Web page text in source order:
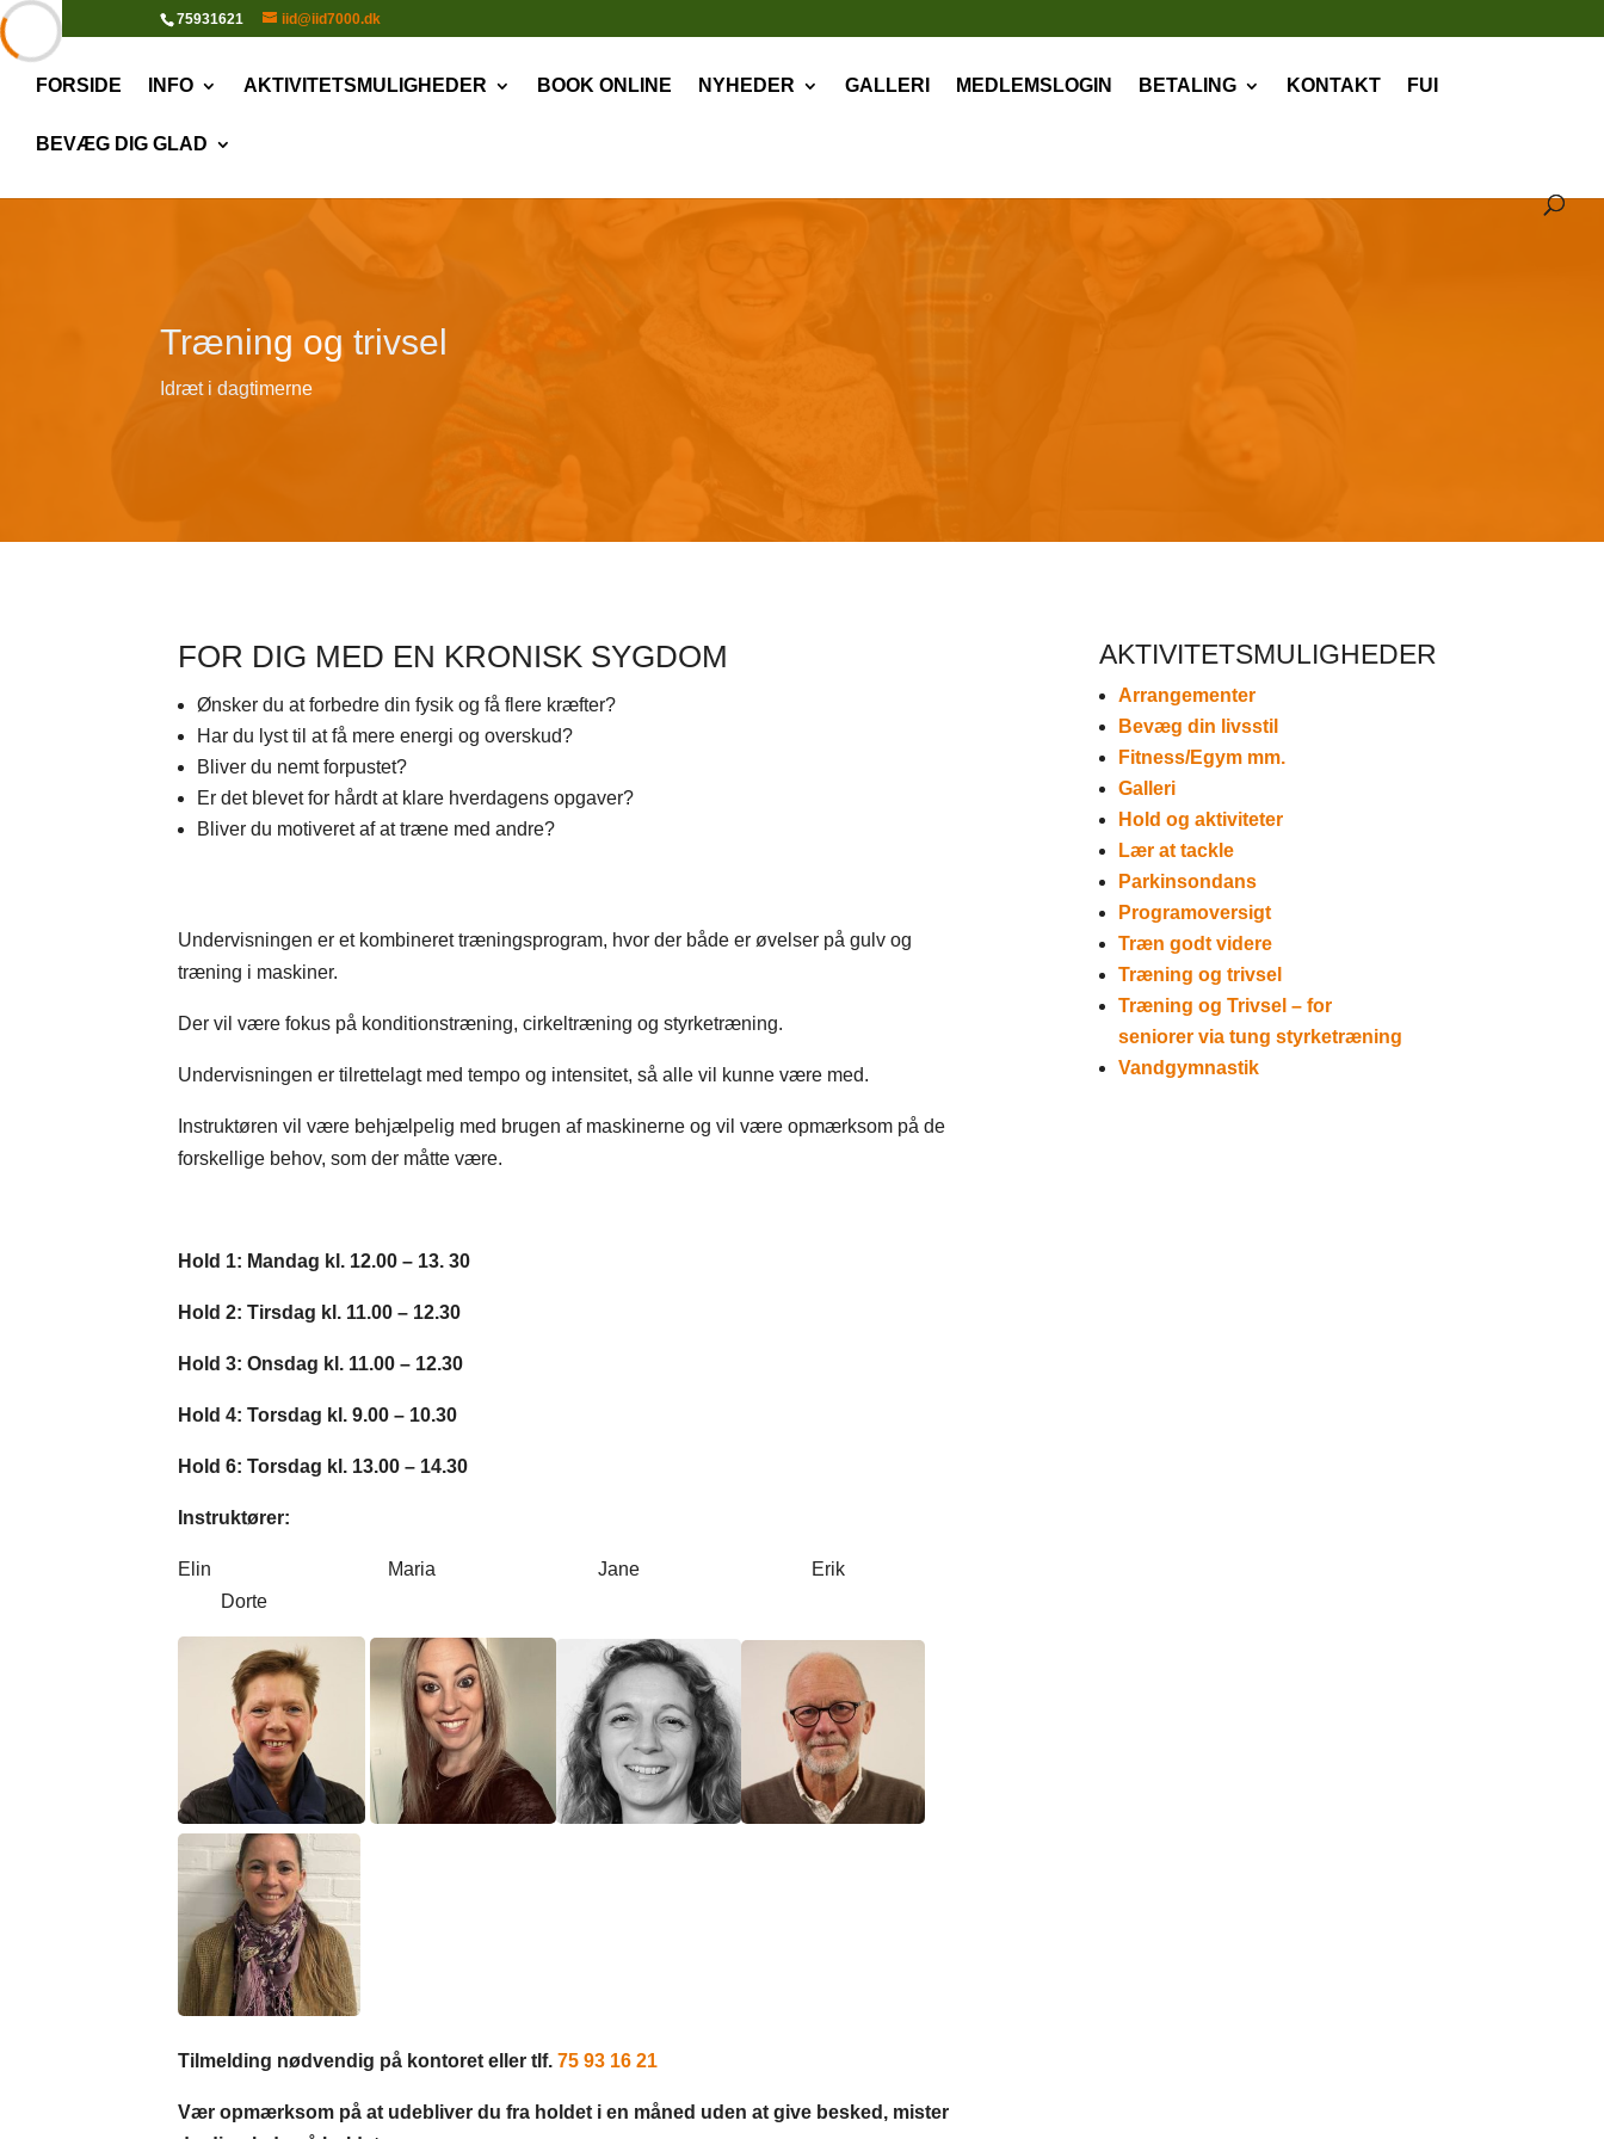
75931621 iid@iid7000.dk
FORSIDE INFO AKTIVITETSMULIGHEDER BOOK ONLINE NYHEDER GALLERI MEDLEMSLOGIN BETALING KONTAKT FUI
BEVÆG DIG GLAD
Træning og trivsel
Idræt i dagtimerne
FOR DIG MED EN KRONISK SYGDOM
​Ønsker du at forbedre din fysik og få flere kræfter?
​Har du lyst til at få mere energi og overskud?
​Bliver du nemt forpustet?
​Er det blevet for hårdt at klare hverdagens opgaver?
Bliver du motiveret af at træne med andre?​
Undervisningen er et kombineret træningsprogram, hvor der både er øvelser på gulv og
træning i maskiner.
Der vil være fokus på konditionstræning, cirkeltræning og styrketræning.
Undervisningen er tilrettelagt med tempo og intensitet, så alle vil kunne være med.
Instruktøren vil være behjælpelig med brugen af maskinerne og vil være opmærksom på de
forskellige behov, som der måtte være.
Hold 1: Mandag kl. 12.00 – 13. 30
Hold 2: Tirsdag kl. 11.00 – 12.30
Hold 3: Onsdag kl. 11.00 – 12.30
Hold 4: Torsdag kl. 9.00 – 10.30
Hold 6: Torsdag kl. 13.00 – 14.30
Instruktører:
Elin Maria Jane Erik
Dorte
Tilmelding nødvendig på kontoret eller tlf.75 93 16 21
Vær opmærksom på at udebliver du fra holdet i en måned uden at give besked, mister
AKTIVITETSMULIGHEDER
Arrangementer
Bevæg din livsstil
Fitness/Egym mm.
Galleri
Hold og aktiviteter
Lær at tackle
Parkinsondans
Programoversigt
Træn godt videre
Træning og trivsel
Træning og Trivsel – for
seniorer via tung styrketræning
Vandgymnastik